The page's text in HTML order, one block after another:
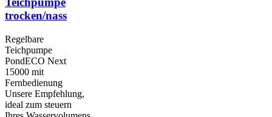
trocken/nass
Regelbare
Teichpumpe
PondECO Next
15000 mit
Fernbedienung
Unsere Empfehlung,
ideal zum steuern